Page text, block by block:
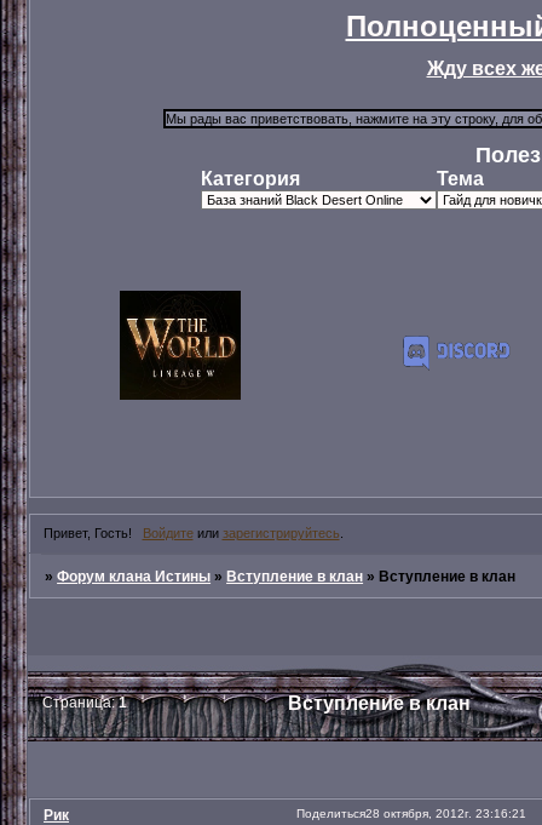
Жду всех
Категория Тема
Привет, Гость! Войдитеили зарегистрируйтесь
»Форум клана Истины »Вступление в клан »Вступление в клан
Вступление в клан
Страница:1
Поделиться28 октября, 2012г. 23:16:21
Рик